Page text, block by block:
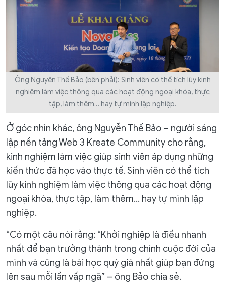
Ông Nguyễn Thế Bảo (bên phải): Sinh viên có thể tích lũy kinh
nghiệm làm việc thông qua các hoạt động ngoại khóa, thực
tập, làm thêm… hay tự mình lập nghiệp.
Ở góc nhìn khác, ông Nguyễn Thế Bảo – người sáng
lập nền tảng Web 3 Kreate Community cho rằng,
kinh nghiệm làm việc giúp sinh viên áp dụng những
kiến thức đã học vào thực tế. Sinh viên có thể tích
lũy kinh nghiệm làm việc thông qua các hoạt động
ngoại khóa, thực tập, làm thêm… hay tự mình lập
nghiệp.
“Có một câu nói rằng: “Khởi nghiệp là điều nhanh
nhất để bạn trưởng thành trong chính cuộc đời của
mình và cũng là bài học quý giá nhất giúp bạn đứng
lên sau mỗi lần vấp ngã” – ông Bảo chia sẻ.